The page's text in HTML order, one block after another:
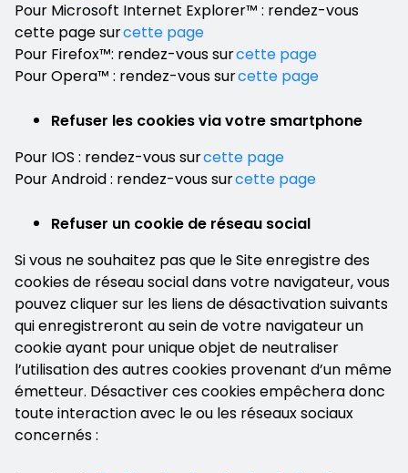
Pour Microsoft Internet Explorer™ : rendez-vous
cette page surcette page
Pour Firefox™: rendez-vous surcette page
Pour Opera™ : rendez-vous surcette page
Refuser les cookies via votre smartphone
Pour IOS : rendez-vous surcette page
Pour Android : rendez-vous surcette page
Refuser un cookie de réseau social
Si vous ne souhaitez pas que le Site enregistre des
cookies de réseau social dans votre navigateur, vous
pouvez cliquer sur les liens de désactivation suivants
qui enregistreront au sein de votre navigateur un
cookie ayant pour unique objet de neutraliser
l’utilisation des autres cookies provenant d’un même
émetteur. Désactiver ces cookies empêchera donc
toute interaction avec le ou les réseaux sociaux
concernés :